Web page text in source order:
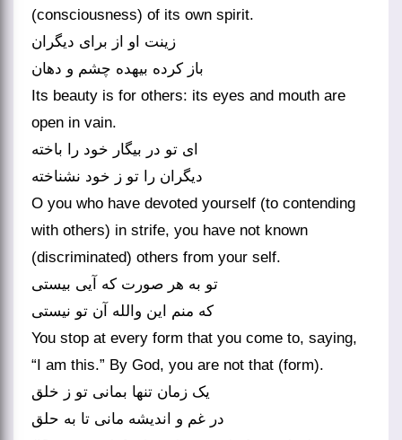
(consciousness) of its own spirit.
زینت او از برای دیگران
باز کرده بیهده چشم و دهان
Its beauty is for others: its eyes and mouth are
open in vain.
ای تو در بیگار خود را باخته
دیگران را تو ز خود نشناخته
O you who have devoted yourself (to contending
with others) in strife, you have not known
(discriminated) others from your self.
تو به هر صورت که آیی بیستی
که منم این والله آن تو نیستی
You stop at every form that you come to, saying,
“I am this.” By God, you are not that (form).
یک زمان تنها بمانی تو ز خلق
در غم و اندیشه مانی تا به حلق